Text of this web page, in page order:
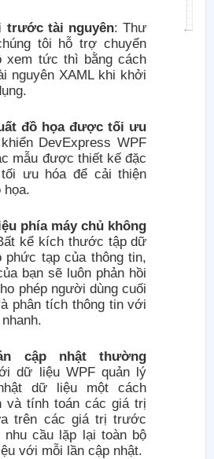
trước tài nguyên: Thư
tôi hỗ trợ chuyển
xem tức thì bằng cách
nguyên XAML khi khởi
đồ họa được tối ưu
DevExpress WPF
mẫu được thiết kế đặc
ưu hóa để cải thiện
họa.
phía máy chủ không
kể kích thước tập dữ
phức tạp của thông tin,
bạn sẽ luôn phản hồi
phép người dùng cuối
phân tích thông tin với
cập nhật thường
dữ liệu WPF quản lý
dữ liệu một cách
và tính toán các giá trị
trên các giá trị trước
nhu cầu lặp lại toàn bộ
với mỗi lần cập nhật.